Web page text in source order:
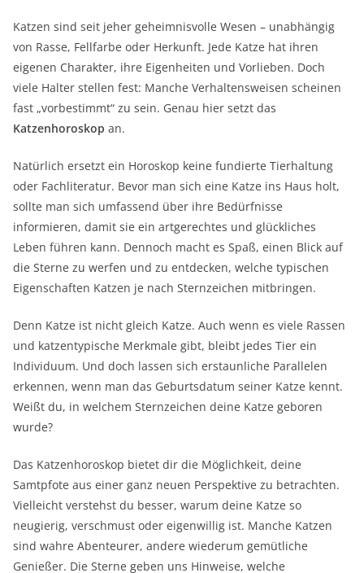
Katzen sind seit jeher geheimnisvolle Wesen – unabhängig
von Rasse, Fellfarbe oder Herkunft. Jede Katze hat ihren
eigenen Charakter, ihre Eigenheiten und Vorlieben. Doch
viele Halter stellen fest: Manche Verhaltensweisen scheinen
fast „vorbestimmt“ zu sein. Genau hier setzt das
Katzenhoroskop an.
Natürlich ersetzt ein Horoskop keine fundierte Tierhaltung
oder Fachliteratur. Bevor man sich eine Katze ins Haus holt,
sollte man sich umfassend über ihre Bedürfnisse
informieren, damit sie ein artgerechtes und glückliches
Leben führen kann. Dennoch macht es Spaß, einen Blick auf
die Sterne zu werfen und zu entdecken, welche typischen
Eigenschaften Katzen je nach Sternzeichen mitbringen.
Denn Katze ist nicht gleich Katze. Auch wenn es viele Rassen
und katzentypische Merkmale gibt, bleibt jedes Tier ein
Individuum. Und doch lassen sich erstaunliche Parallelen
erkennen, wenn man das Geburtsdatum seiner Katze kennt.
Weißt du, in welchem Sternzeichen deine Katze geboren
wurde?
Das Katzenhoroskop bietet dir die Möglichkeit, deine
Samtpfote aus einer ganz neuen Perspektive zu betrachten.
Vielleicht verstehst du besser, warum deine Katze so
neugierig, verschmust oder eigenwillig ist. Manche Katzen
sind wahre Abenteurer, andere wiederum gemütliche
Genießer. Die Sterne geben uns Hinweise, welche